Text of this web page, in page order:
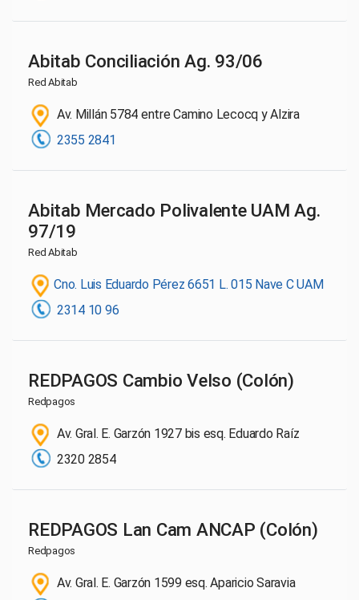
Abitab Conciliación Ag. 93/06
Red Abitab
Av. Millán 5784 entre Camino Lecocq y Alzira
2355 2841
Abitab Mercado Polivalente UAM Ag.
97/19
Red Abitab
Cno. Luis Eduardo Pérez 6651 L. 015 Nave C UAM
2314 10 96
REDPAGOS Cambio Velso (Colón)
Redpagos
Av. Gral. E. Garzón 1927 bis esq. Eduardo Raíz
2320 2854
REDPAGOS Lan Cam ANCAP (Colón)
Redpagos
Av. Gral. E. Garzón 1599 esq. Aparicio Saravia